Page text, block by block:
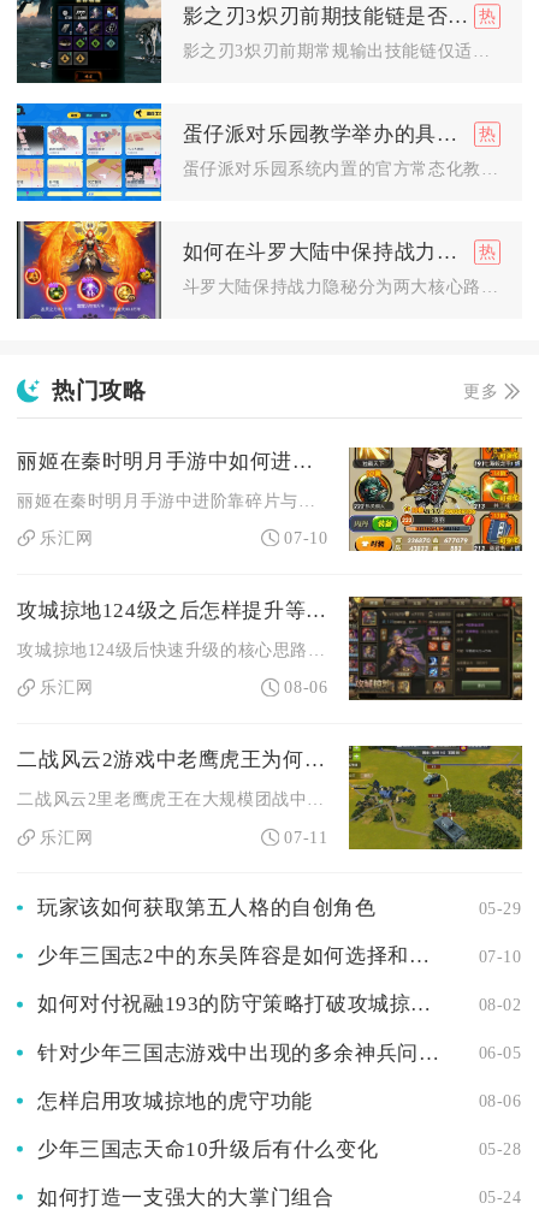
影之刃3炽刃前期技能链是否适合进行团队合作
影之刃3炽刃前期常规输出技能链仅适合低难度组队副本，高难多人...
蛋仔派对乐园教学举办的具体地点是哪里
蛋仔派对乐园系统内置的官方常态化教学内容，核心线上授课地点固...
如何在斗罗大陆中保持战力隐秘
热门攻略 更多
丽姬在秦时明月手游中如何进阶和培养
乐汇网
07-10
攻城掠地124级之后怎样提升等级速度
攻城掠地124级后快速升级的核心思路是依托国战影子刷取高额战...
乐汇网
08-06
二战风云2游戏中老鹰虎王为何会卡顿
二战风云2里老鹰虎王在大规模团战中频繁卡顿，核心原因是该单位...
乐汇网
07-11
玩家该如何获取第五人格的自创角色 05-29
少年三国志2中的东吴阵容是如何选择和排布的 07-10
如何对付祝融193的防守策略打破攻城掠地的僵局 08-02
针对少年三国志游戏中出现的多余神兵问题有何应对办法 06-05
怎样启用攻城掠地的虎守功能 08-06
少年三国志天命10升级后有什么变化 05-28
如何打造一支强大的大掌门组合 05-24